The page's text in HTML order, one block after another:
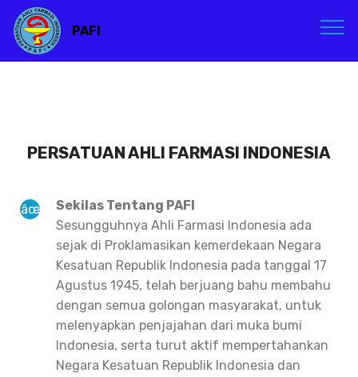
PAFI
PERSATUAN AHLI FARMASI INDONESIA
Sekilas Tentang PAFI
Sesungguhnya Ahli Farmasi Indonesia ada
sejak di Proklamasikan kemerdekaan Negara
Kesatuan Republik Indonesia pada tanggal 17
Agustus 1945, telah berjuang bahu membahu
dengan semua golongan masyarakat, untuk
melenyapkan penjajahan dari muka bumi
Indonesia, serta turut aktif mempertahankan
Negara Kesatuan Republik Indonesia dan